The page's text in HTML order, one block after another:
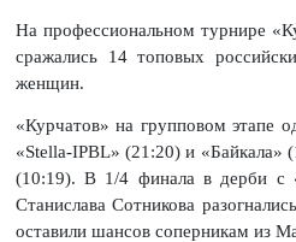
На профессиональном турнире
сражались 14 топовых
женщин.
«Курчатов» на групповом этапе
«Stella-IPBL» (21:20) и
(10:19). В 1/4 финала в дерби с
Станислава Сотникова
оставили шансов соперникам из